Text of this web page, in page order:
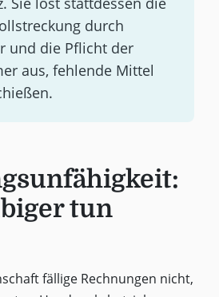
durch
und die Pflicht der
aus, fehlende Mittel
tun
fällige Rechnungen nicht,